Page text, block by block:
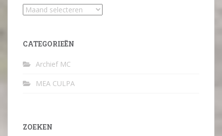
Archief
CATEGORIEËN
Archief MC
MEA CULPA
ZOEKEN